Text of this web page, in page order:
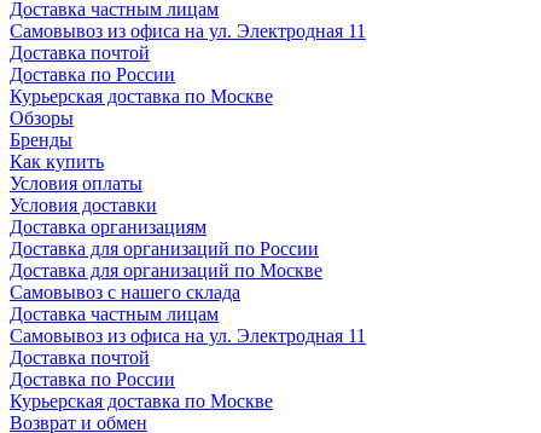
Доставка частным лицам
Самовывоз из офиса на ул. Электродная 11
Доставка почтой
Доставка по России
Курьерская доставка по Москве
Обзоры
Бренды
Как купить
Условия оплаты
Условия доставки
Доставка организациям
Доставка для организаций по России
Доставка для организаций по Москве
Самовывоз с нашего склада
Доставка частным лицам
Самовывоз из офиса на ул. Электродная 11
Доставка почтой
Доставка по России
Курьерская доставка по Москве
Возврат и обмен